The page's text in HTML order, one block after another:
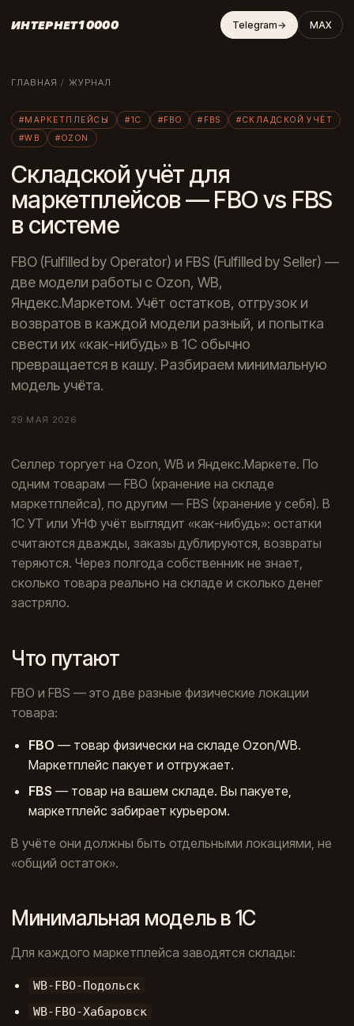
ИНТЕРНЕТ10000 Telegram→ MAX
ГЛАВНАЯ / ЖУРНАЛ
#МАРКЕТПЛЕЙСЫ #1С #FBO #FBS
#СКЛАДСКОЙ УЧЁТ
#WB
#OZON
Складской учёт для
маркетплейсов — FBO vs FBS
в системе
FBO (Fulfilled by Operator) и FBS (Fulfilled by Seller) —
две модели работы с Ozon, WB,
Яндекс.Маркетом. Учёт остатков, отгрузок и
возвратов в каждой модели разный, и попытка
свести их «как-нибудь» в 1С обычно
превращается в кашу. Разбираем минимальную
модель учёта.
29 МАЯ 2026
Селлер торгует на Ozon, WB и Яндекс.Маркете. По
одним товарам — FBO (хранение на складе
маркетплейса), по другим — FBS (хранение у себя). В
1С УТ или УНФ учёт выглядит «как-нибудь»: остатки
считаются дважды, заказы дублируются, возвраты
теряются. Через полгода собственник не знает,
сколько товара реально на складе и сколько денег
застряло.
Что путают
FBO и FBS — это две разные физические локации
товара:
FBO — товар физически на складе Ozon/WB.
Маркетплейс пакует и отгружает.
FBS — товар на вашем складе. Вы пакуете,
маркетплейс забирает курьером.
В учёте они должны быть отдельными локациями, не
«общий остаток».
Минимальная модель в 1С
Для каждого маркетплейса заводятся склады:
WB-FBO-Подольск
WB-FBO-Хабаровск